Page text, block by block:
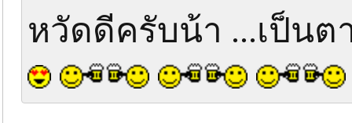
หวัดดีครับน้า ...เป็น